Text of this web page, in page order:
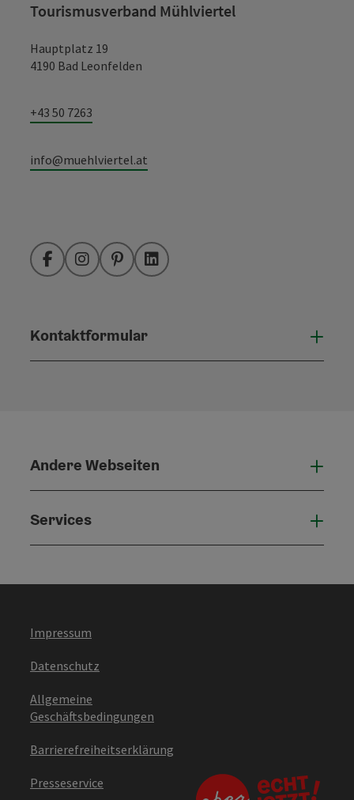
Tourismusverband Mühlviertel
Hauptplatz 19
4190 Bad Leonfelden
+43 50 7263
info@muehlviertel.at
FacebookInstagramPinterestLinkedIn
Kontaktformular
Andere Webseiten
Services
Impressum
Datenschutz
Allgemeine
Geschäftsbedingungen
Barrierefreiheitserklärung
Presseservice